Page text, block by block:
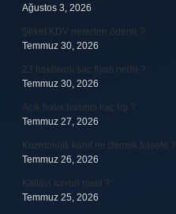
Ağustos 3, 2026
Şirket KDV nereden ödenir ?
Temmuz 30, 2026
23 baklavalı sac fiyatı nedir ?
Temmuz 30, 2026
Açık hava basıncı kaç hg ?
Temmuz 27, 2026
Kozmolojik kanıt ne demek felsefe ?
Temmuz 26, 2026
Kallavi kavun nasıl ?
Temmuz 25, 2026